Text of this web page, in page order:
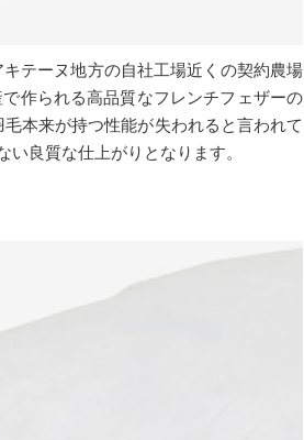
テーヌ地方の自社工場近くの契約農場
作られる高品質なフレンチフェザーの
本来が持つ性能が失われると言われて
良質な仕上がりとなります。